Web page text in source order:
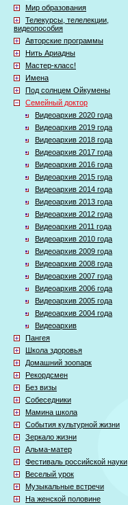
Мир образования
Телекурсы, телелекции,
видеопособия
Авторские программы
Нить Ариадны
Мастер-класс!
Имена
Под солнцем Ойкумены
Семейный доктор
Видеоархив 2020 года
Видеоархив 2019 года
Видеоархив 2018 года
Видеоархив 2017 года
Видеоархив 2016 года
Видеоархив 2015 года
Видеоархив 2014 года
Видеоархив 2013 года
Видеоархив 2012 года
Видеоархив 2011 года
Видеоархив 2010 года
Видеоархив 2009 года
Видеоархив 2008 года
Видеоархив 2007 года
Видеоархив 2006 года
Видеоархив 2005 года
Видеоархив 2004 года
Видеоархив
Пангея
Школа здоровья
Домашний зоопарк
Рекордсмен
Без визы
Собеседники
Мамина школа
События культурной жизни
Зеркало жизни
Альма-матер
Фестиваль российской науки
Веселый урок
Музыкальные встречи
На женской половине